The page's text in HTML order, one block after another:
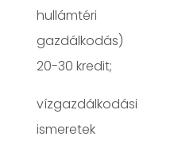
hullámtéri
gazdálkodás)
20-30 kredit;
vízgazdálkodási
ismeretek